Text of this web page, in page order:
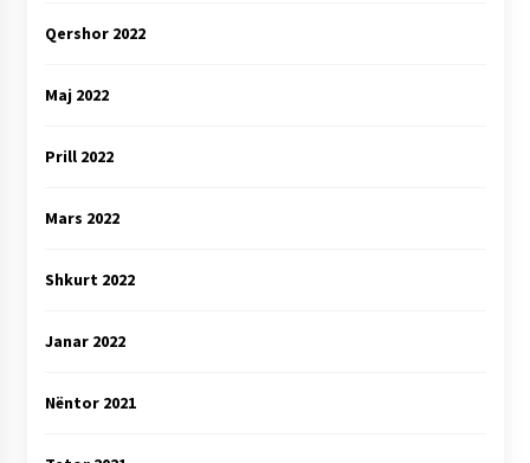
Qershor 2022
Maj 2022
Prill 2022
Mars 2022
Shkurt 2022
Janar 2022
Nëntor 2021